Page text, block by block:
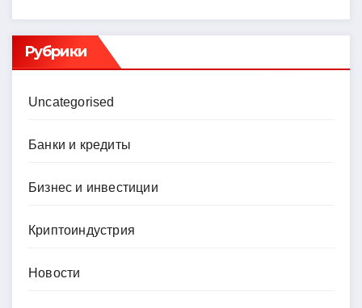
Рубрики
Uncategorised
Банки и кредиты
Бизнес и инвестиции
Криптоиндустрия
Новости